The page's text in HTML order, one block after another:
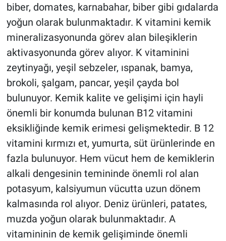
biber, domates, karnabahar, biber gibi gıdalarda
yoğun olarak bulunmaktadır. K vitamini kemik
mineralizasyonunda görev alan bileşiklerin
aktivasyonunda görev alıyor. K vitaminini
zeytinyağı, yeşil sebzeler, ıspanak, bamya,
brokoli, şalgam, pancar, yeşil çayda bol
bulunuyor. Kemik kalite ve gelişimi için hayli
önemli bir konumda bulunan B12 vitamini
eksikliğinde kemik erimesi gelişmektedir. B 12
vitamini kırmızı et, yumurta, süt ürünlerinde en
fazla bulunuyor. Hem vücut hem de kemiklerin
alkali dengesinin temininde önemli rol alan
potasyum, kalsiyumun vücutta uzun dönem
kalmasında rol alıyor. Deniz ürünleri, patates,
muzda yoğun olarak bulunmaktadır. A
vitamininin de kemik gelişiminde önemli